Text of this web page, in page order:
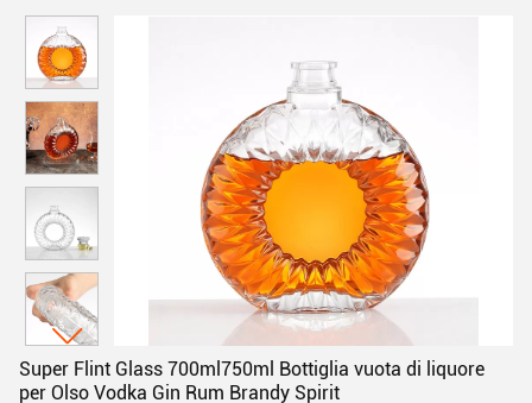
Super Flint Glass 700ml750ml Bottiglia vuota di liquore
per Olso Vodka Gin Rum Brandy Spirit